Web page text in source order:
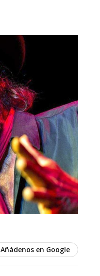
Añádenos en Google